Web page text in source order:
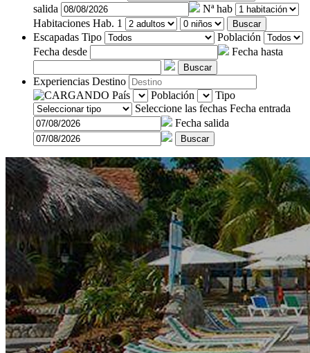
salida
Nª hab
Habitaciones Hab. 1 Buscar
Escapadas Tipo
Población
Fecha desde
Fecha hasta
Buscar
Experiencias Destino
País
Población
Tipo
Seleccione las fechas Fecha entrada
Fecha salida
Buscar